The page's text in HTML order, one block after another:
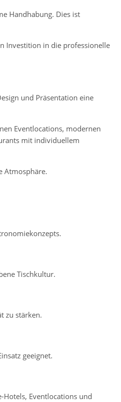
Handhabung. Dies ist
Investition in die professionelle
und Präsentation eine
Eventlocations, modernen
mit individuellem
Atmosphäre.
Tischkultur.
zu stärken.
geeignet.
Hotels, Eventlocations und